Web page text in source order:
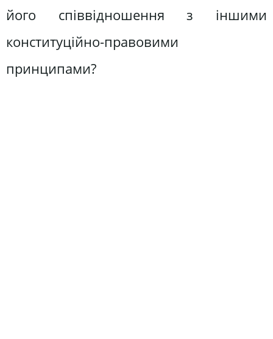
його співвідношення з іншими
конституційно-правовими
принципами?